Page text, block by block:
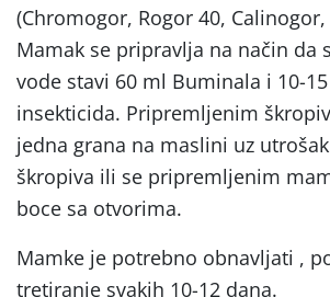
(Chromogor, Rogor 40,
Mamak se pripravlja na način da
vode stavi 60 ml Buminala i 10-
insekticida. Pripremljenim
jedna grana na maslini uz
škropiva ili se pripremljenim
boce sa otvorima.
Mamke je potrebno obnavljati ,
tretiranje svakih 10-12 dana.